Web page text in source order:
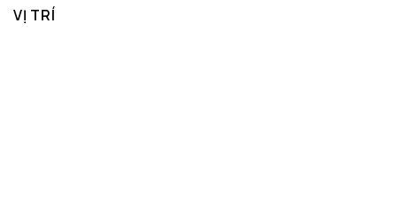
VỊ TRÍ